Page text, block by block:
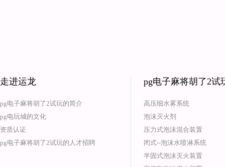
走进运龙
pg电子麻将胡了2试玩的简介
pg电玩城的文化
资质认证
pg电子麻将胡了2试玩的人才招聘
pg电子麻将胡了2试
高压细水雾系统
泡沫灭火剂
压力式泡沫混合装置
闭式--泡沫水喷淋系统
半固式泡沫灭火装置